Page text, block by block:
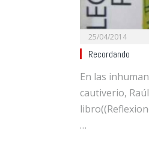
25/04/2014
Recordando
En las
cautiverio,
…